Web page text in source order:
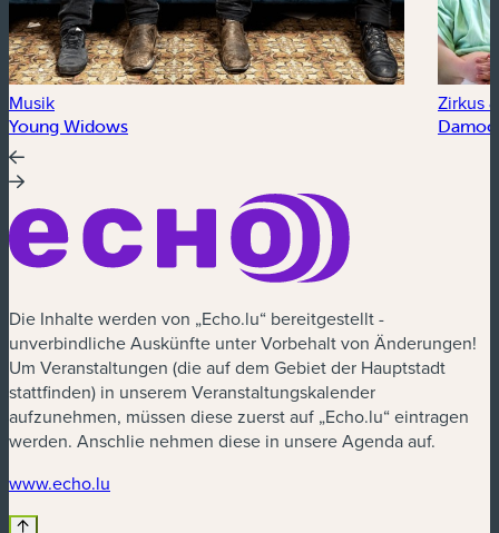
Musik
Young Widows
Zirkus
Die Inhalte werden von „Echo.lu“ bereitgestellt -
unverbindliche Auskünfte unter Vorbehalt von Änderungen!
Um Veranstaltungen (die auf dem Gebiet der Hauptstadt
stattfinden) in unserem Veranstaltungskalender
aufzunehmen, müssen diese zuerst auf „Echo.lu“ eintragen
werden. Anschlie nehmen diese in unsere Agenda auf.
www.echo.lu